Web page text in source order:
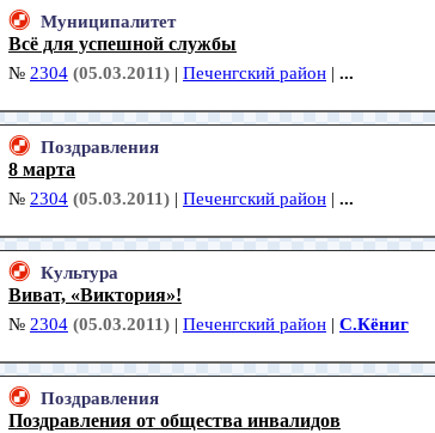
Муниципалитет
Всё для успешной службы
№ 2304 (05.03.2011) | Печенгский район | ...
Поздравления
8 марта
№ 2304 (05.03.2011) | Печенгский район | ...
Культура
Виват, «Виктория»!
№ 2304 (05.03.2011) | Печенгский район | С.Кёниг
Поздравления
Поздравления от общества инвалидов